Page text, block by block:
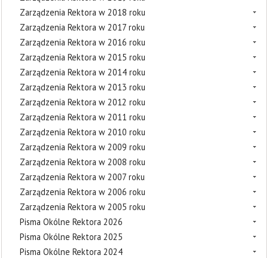
Zarządzenia Rektora w 2018 roku
Zarządzenia Rektora w 2017 roku
Zarządzenia Rektora w 2016 roku
Zarządzenia Rektora w 2015 roku
Zarządzenia Rektora w 2014 roku
Zarządzenia Rektora w 2013 roku
Zarządzenia Rektora w 2012 roku
Zarządzenia Rektora w 2011 roku
Zarządzenia Rektora w 2010 roku
Zarządzenia Rektora w 2009 roku
Zarządzenia Rektora w 2008 roku
Zarządzenia Rektora w 2007 roku
Zarządzenia Rektora w 2006 roku
Zarządzenia Rektora w 2005 roku
Pisma Okólne Rektora 2026
Pisma Okólne Rektora 2025
Pisma Okólne Rektora 2024